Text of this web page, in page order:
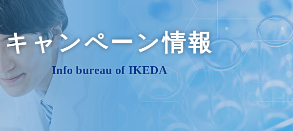
キャンペーン情報